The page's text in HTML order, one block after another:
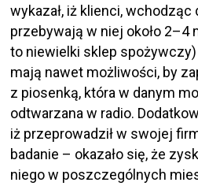
wykazał, iż klienci, wchodząc
przebywają w niej około 2–4
to niewielki sklep
mają nawet możliwości, by
z piosenką, która w danym
odtwarzana w radio.
iż przeprowadził w swojej
badanie – okazało się, że
niego w poszczególnych